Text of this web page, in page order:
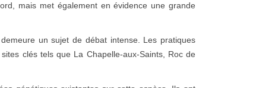
mais met également en évidence une grande
un sujet de débat intense. Les pratiques
clés tels que La Chapelle-aux-Saints, Roc de